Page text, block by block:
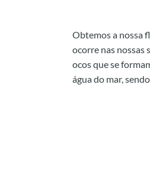
Obtemos a nossa
ocorre nas nossas
ocos que se
água do mar,